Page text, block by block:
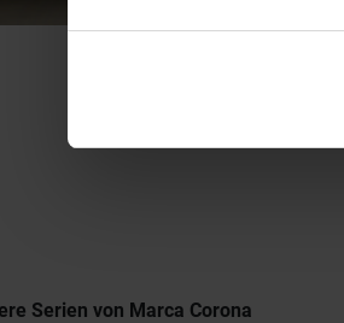
Serien von Marca Corona